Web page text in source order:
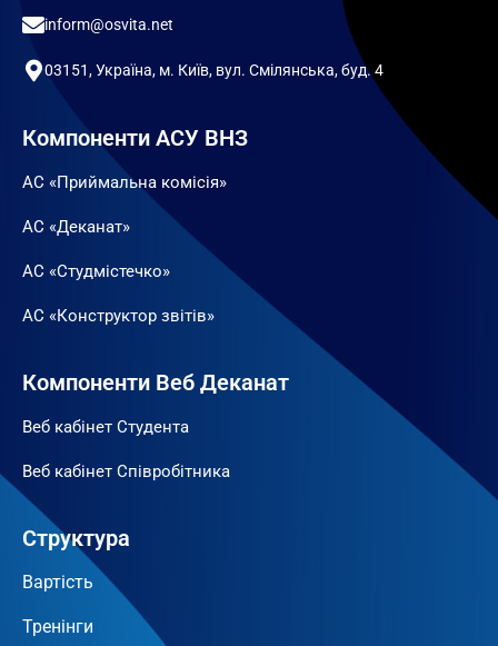
inform@osvita.net
03151, Україна, м. Київ, вул. Смілянська, буд. 4
Компоненти АСУ ВНЗ
АС «Приймальна комісія»
АС «Деканат»
АС «Студмістечко»
АС «Конструктор звітів»
Компоненти Веб Деканат
Веб кабінет Студента
Веб кабінет Співробітника
Структура
Вартість
Тренінги